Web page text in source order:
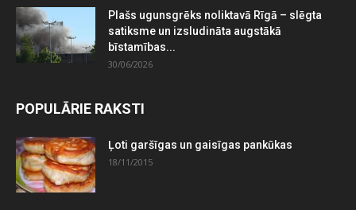
Plašs ugunsgrēks noliktavā Rīgā – slēgta
satiksme un izsludināta augstākā
bīstamības...
30/06/2026
POPULĀRIE RAKSTI
Ļoti garšīgas un gaisīgas pankūkas
18/11/2015